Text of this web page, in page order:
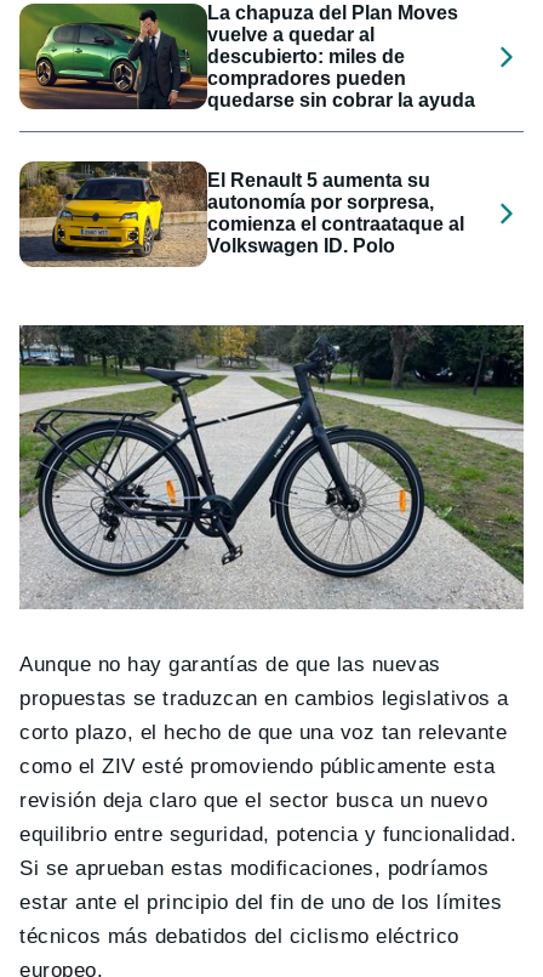
La chapuza del Plan Moves
vuelve a quedar al
descubierto: miles de
compradores pueden
quedarse sin cobrar la ayuda
El Renault 5 aumenta su
autonomía por sorpresa,
comienza el contraataque al
Volkswagen ID. Polo
Aunque no hay garantías de que las nuevas
propuestas se traduzcan en cambios legislativos a
corto plazo, el hecho de que una voz tan relevante
como el ZIV esté promoviendo públicamente esta
revisión deja claro que el sector busca un nuevo
equilibrio entre seguridad, potencia y funcionalidad.
Si se aprueban estas modificaciones, podríamos
estar ante el principio del fin de uno de los límites
técnicos más debatidos del ciclismo eléctrico
europeo.